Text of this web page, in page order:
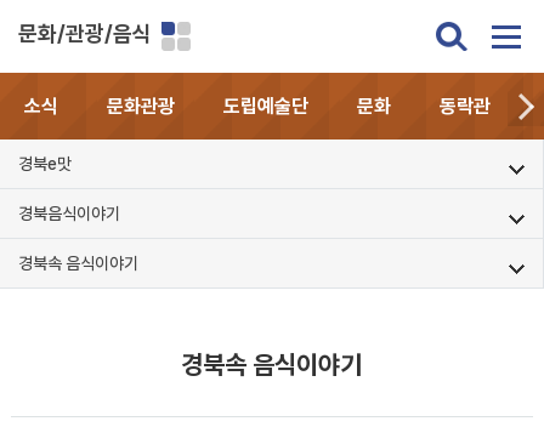
문화/관광/음식
소식 문화관광 도립예술단 문화 동락관
경북e맛
경북음식이야기
경북속 음식이야기
경북속 음식이야기